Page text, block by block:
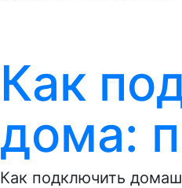
Как
дома:
Как подключить